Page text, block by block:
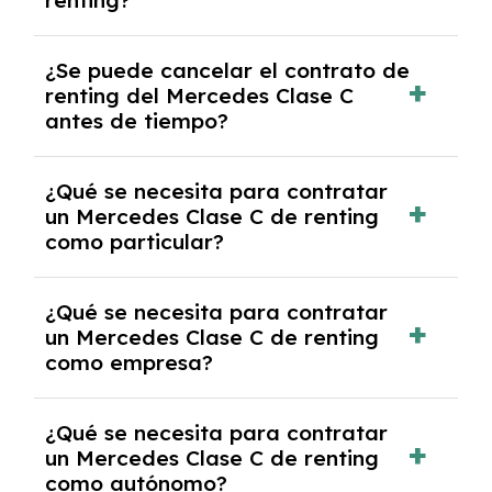
mensuales.
tendrás que pagar ningún tipo de entrada
salvo en casos que lo exija el proveedor
debido al resultado del estudio de viabilidad
económica.
¿Se puede cancelar el contrato de
renting del Mercedes Clase C
antes de tiempo?
pero puede haber penalizaciones por
cancelación anticipada. Es importante revisar
las condiciones del contrato y hablar con un
experto que te asesore.
¿Qué se necesita para contratar
un Mercedes Clase C de renting
como particular?
y, en algunos casos, una consulta de solvencia
crediticia y un pago inicial.
¿Qué se necesita para contratar
un Mercedes Clase C de renting
como empresa?
documentación financiera y, en algunos
casos, un informe de solvencia de la empresa
¿Qué se necesita para contratar
un Mercedes Clase C de renting
como autónomo?